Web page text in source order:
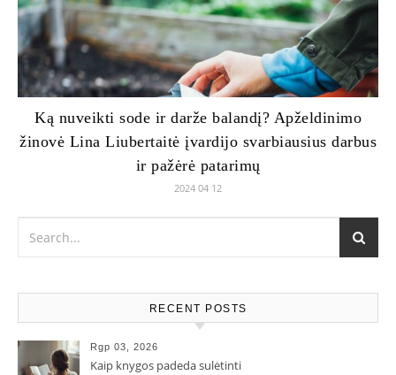
Ką nuveikti sode ir darže balandį? Apželdinimo
žinovė Lina Liubertaitė įvardijo svarbiausius darbus
ir pažėrė patarimų
2024 04 12
RECENT POSTS
Rgp 03, 2026
Kaip knygos padeda sulėtinti